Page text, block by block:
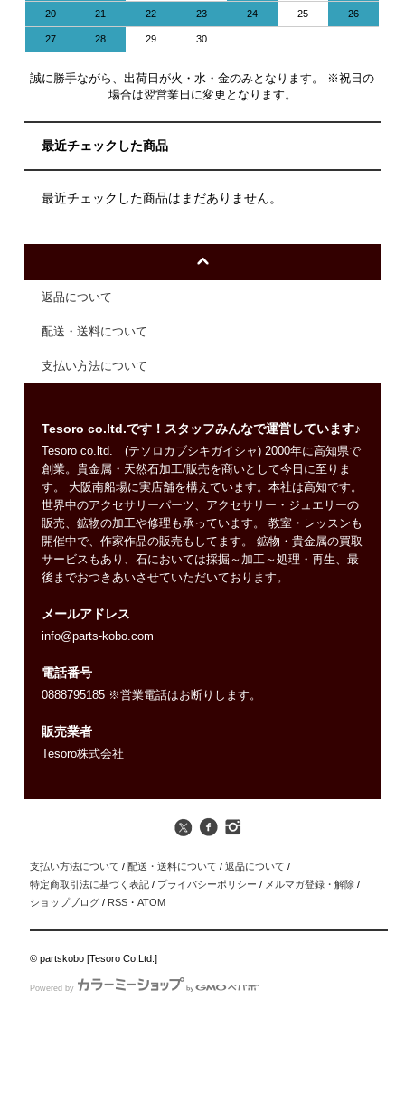
20 21 22 23 24 25 26
27 28 29 30
誠に勝手ながら、出荷日が火・水・金のみとなります。 ※祝日の
場合は翌営業日に変更となります。
最近チェックした商品
最近チェックした商品はまだありません。
返品について
配送・送料について
支払い方法について
Tesoro co.ltd.です！スタッフみんなで運営しています♪
Tesoro co.ltd. (テソロカブシキガイシャ) 2000年に高知県で
創業。貴金属・天然石加工/販売を商いとして今日に至りま
す。 大阪南船場に実店舗を構えています。本社は高知です。
世界中のアクセサリーパーツ、アクセサリー・ジュエリーの
販売、鉱物の加工や修理も承っています。 教室・レッスンも
開催中で、作家作品の販売もしてます。 鉱物・貴金属の買取
サービスもあり、石においては採掘～加工～処理・再生、最
後までおつきあいさせていただいております。
メールアドレス
info@parts-kobo.com
電話番号
0888795185 ※営業電話はお断りします。
販売業者
Tesoro株式会社
支払い方法について / 配送・送料について / 返品について /
特定商取引法に基づく表記 / プライバシーポリシー / メルマガ登録・解除 /
ショップブログ / RSS ・ATOM
© partskobo [Tesoro Co.Ltd.]
Powered by